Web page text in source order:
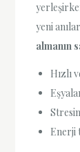
yeni
almanın
Hızlı
Enerji